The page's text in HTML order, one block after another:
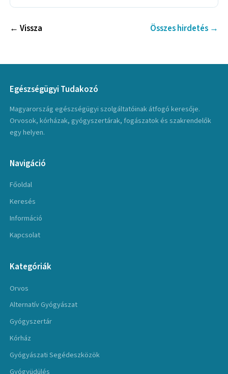
← Vissza Összes hirdetés →
Egészségügyi Tudakozó
Magyarország egészségügyi szolgáltatóinak átfogó keresője.
Orvosok, kórházak, gyógyszertárak, fogászatok és szakrendelők
egy helyen.
Navigáció
Főoldal
Keresés
Információ
Kapcsolat
Kategóriák
Orvos
Alternatív Gyógyászat
Gyógyszertár
Kórház
Gyógyászati Segédeszközök
Gyógyüdülés